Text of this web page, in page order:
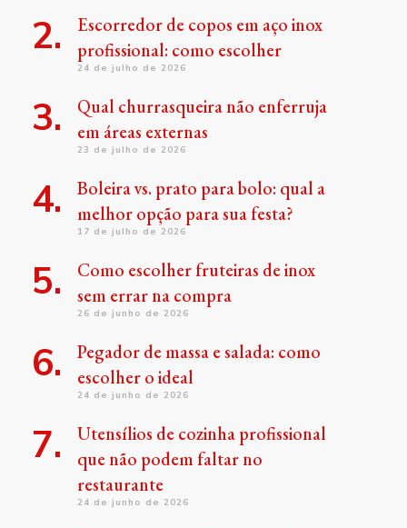
Escorredor de copos em aço inox
profissional: como escolher
24 de julho de 2026
Qual churrasqueira não enferruja
em áreas externas
23 de julho de 2026
Boleira vs. prato para bolo: qual a
melhor opção para sua festa?
17 de julho de 2026
Como escolher fruteiras de inox
sem errar na compra
26 de junho de 2026
Pegador de massa e salada: como
escolher o ideal
24 de junho de 2026
Utensílios de cozinha profissional
que não podem faltar no
restaurante
24 de junho de 2026